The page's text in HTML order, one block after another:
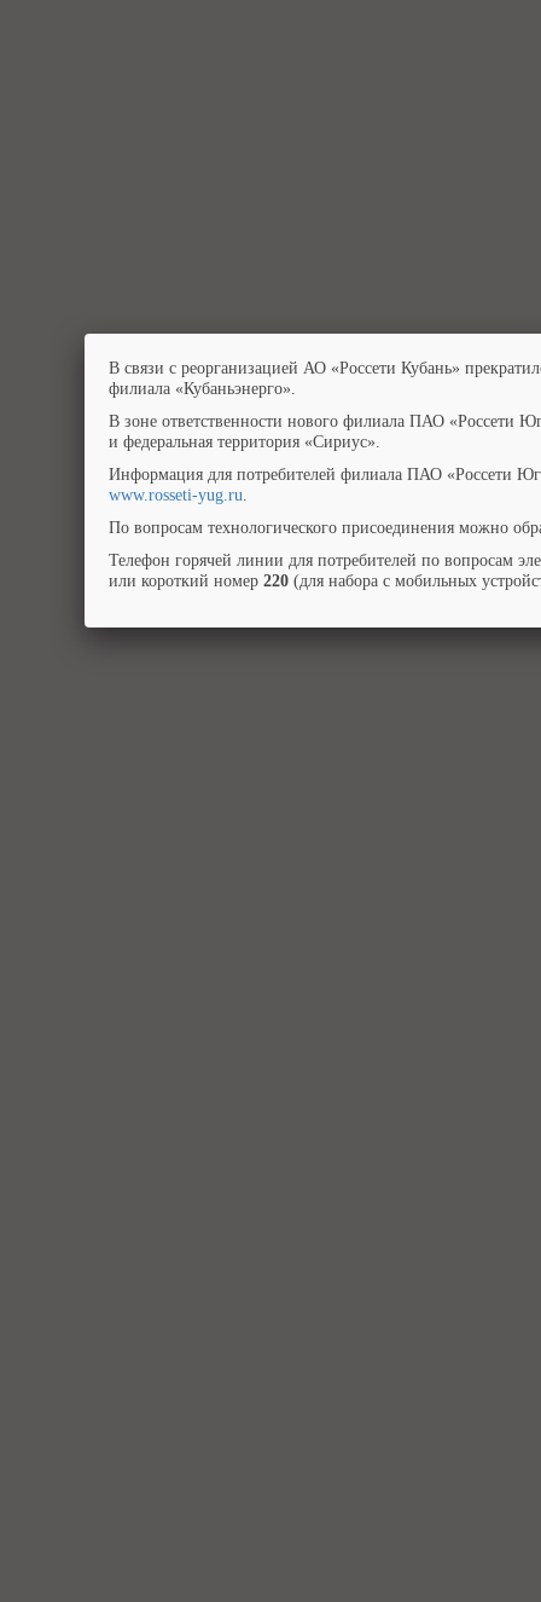
В связи с реорганизацией АО «Россети Кубань»
филиала «Кубаньэнерго».
В зоне ответственности нового филиала ПАО «Россети
и федеральная территория «Сириус».
Информация для потребителей филиала ПАО «Россети
www.rosseti-yug.ru.
По вопросам технологического присоединения можно
Телефон горячей линии для потребителей по вопросам
или короткий номер 220 (для набора с мобильных